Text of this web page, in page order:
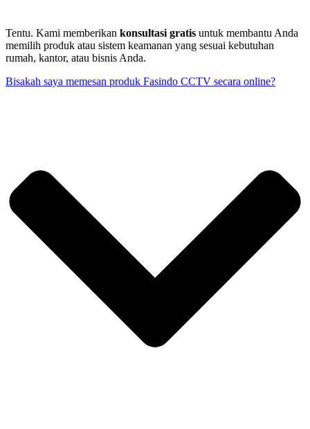
Tentu. Kami memberikan konsultasi gratis untuk membantu Anda
memilih produk atau sistem keamanan yang sesuai kebutuhan
rumah, kantor, atau bisnis Anda.
Bisakah saya memesan produk Fasindo CCTV secara online?